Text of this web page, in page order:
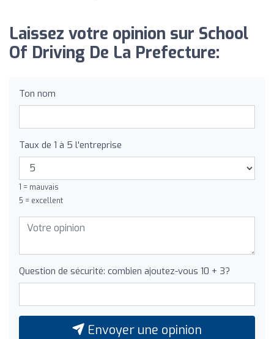
Laissez votre opinion sur School
Of Driving De La Prefecture:
Ton nom
Taux de 1 à 5 l'entreprise
1 = mauvais
5 = excellent
Question de sécurité: combien ajoutez-vous 10 + 3?
Envoyer une opinion